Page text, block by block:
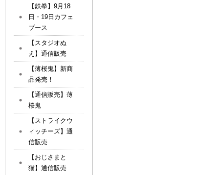
【鉄拳】9月18
日・19日カフェ
ブース
【スタジオぬ
え】通信販売
【薄桜鬼】新商
品発売！
【通信販売】薄
桜鬼
【ストライクウ
ィッチーズ】通
信販売
【おじさまと
猫】通信販売